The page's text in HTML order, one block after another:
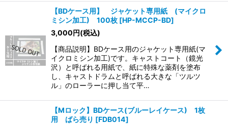
【BDケース用】 ジャケット専用紙 (マイクロ
ミシン加工) 100枚 [HP-MCCP-BD]
3,000円(税込)
【商品説明】BDケース用のジャケット専用紙(マ
イクロミシン加工)です。キャストコート（鏡光
沢）と呼ばれる用紙で、紙に特殊な薬剤を塗布
し、キャストドラムと呼ばれる大きな「ツルツ
ル」のローラーに押し当て平…
【Mロック】BDケース(ブルーレイケース) 1枚
用 ばら売り [FDB014]